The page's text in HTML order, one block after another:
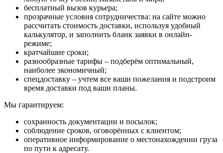
бесплатный вызов курьера;
прозрачные условия сотрудничества: на сайте можно
рассчитать стоимость доставки, используя удобный
калькулятор, и заполнить бланк заявки в онлайн-
режиме;
кратчайшие сроки;
разнообразные тарифы – подберём оптимальный,
наиболее экономичный;
спецдоставку – учтем все ваши пожелания и подстроим
время доставки под ваши планы.
Мы гарантируем:
сохранность документации и посылок;
соблюдение сроков, оговорённых с клиентом;
оперативное информирование о местонахождении груза
по пути к адресату.